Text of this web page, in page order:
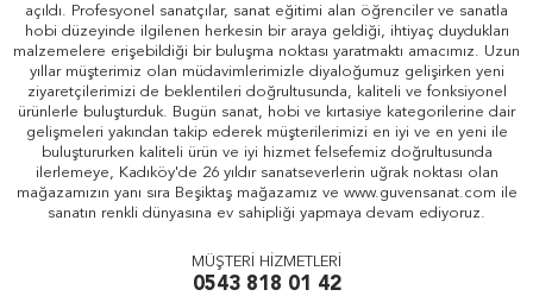
açıldı. Profesyonel sanatçılar, sanat eğitimi alan öğrenciler ve sanatla
hobi düzeyinde ilgilenen herkesin bir araya geldiği, ihtiyaç duydukları
malzemelere erişebildiği bir buluşma noktası yaratmaktı amacımız. Uzun
yıllar müşterimiz olan müdavimlerimizle diyaloğumuz gelişirken yeni
ziyaretçilerimizi de beklentileri doğrultusunda, kaliteli ve fonksiyonel
ürünlerle buluşturduk. Bugün sanat, hobi ve kırtasiye kategorilerine dair
gelişmeleri yakından takip ederek müşterilerimizi en iyi ve en yeni ile
buluştururken kaliteli ürün ve iyi hizmet felsefemiz doğrultusunda
ilerlemeye, Kadıköy'de 26 yıldır sanatseverlerin uğrak noktası olan
mağazamızın yanı sıra Beşiktaş mağazamız ve www.guvensanat.com ile
sanatın renkli dünyasına ev sahipliği yapmaya devam ediyoruz.
MÜŞTERİ HİZMETLERİ
0543 818 01 42